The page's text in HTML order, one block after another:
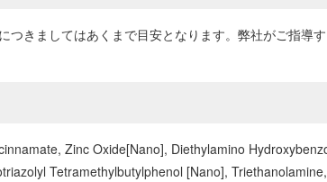
きましてはあくまで目安となります。弊社がご指導
Zinc Oxide[Nano], Diethylamino
Tetramethylbutylphenol [Nano],